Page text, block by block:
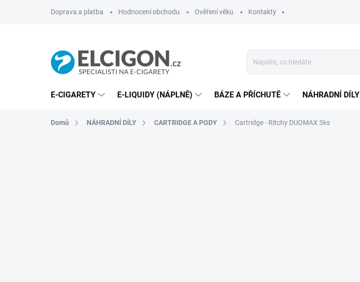
Doprava a platba Hodnocení obchodu Ověření věku Kontakty
E-CIGARETY E-LIQUIDY (NÁPLNĚ) BÁZE A PŘÍCHUTĚ NÁHRADNÍ DÍLY
Domů NÁHRADNÍ DÍLY CARTRIDGE A PODY Cartridge - Ritchy DUOMAX 3ks